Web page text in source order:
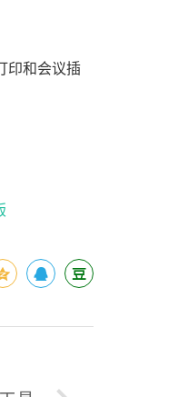
印和会议插